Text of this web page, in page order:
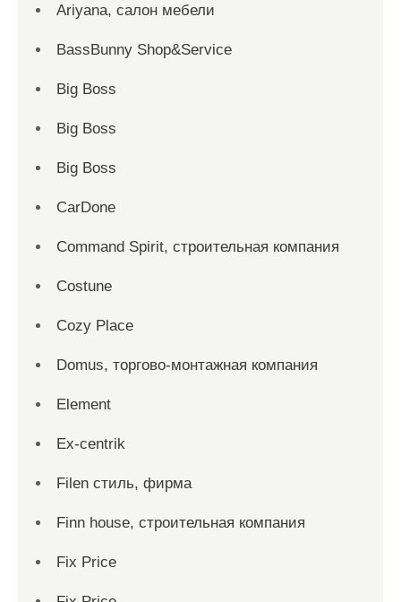
Ariyana, салон мебели
BassBunny Shop&Service
Big Boss
Big Boss
Big Boss
CarDone
Command Spirit, строительная компания
Costune
Cozy Place
Domus, торгово-монтажная компания
Element
Ex-centrik
Filen стиль, фирма
Finn house, строительная компания
Fix Price